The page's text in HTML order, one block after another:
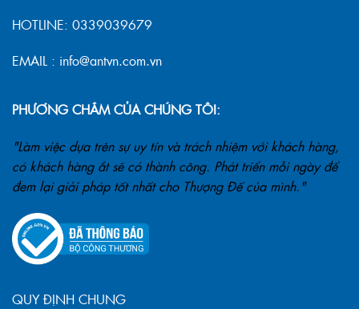
HOTLINE: 0339039679
EMAIL : info@antvn.com.vn
PHƯƠNG CHÂM CỦA CHÚNG TÔI:
"Làm việc dựa trên sự uy tín và trách nhiệm với khách hàng,
có khách hàng ắt sẽ có thành công. Phát triển mỗi ngày để
đem lại giải pháp tốt nhất cho Thượng Đế của mình."
QUY ĐỊNH CHUNG